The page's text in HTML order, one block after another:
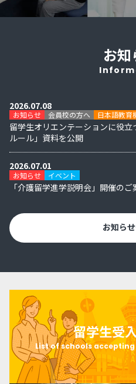
お知
2026.07.08
お知らせ 会員校の方へ 日本語教育
留学生オリエンテーションに役
ルール」資料を公開
2026.07.01
お知らせ イベント
「介護留学進学説明会」開催の
お知ら
留学生受
List of schools